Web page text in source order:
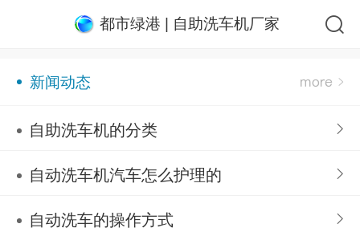
都市绿港 | 自助洗车机厂家
新闻动态
自助洗车机的分类
自动洗车机汽车怎么护理的
自动洗车的操作方式